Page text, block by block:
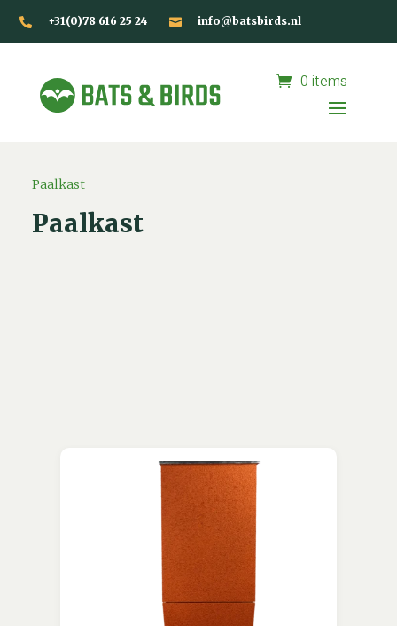
 +31(0)78 616 25 24  info@batsbirds.nl
0 items
Paalkast
Paalkast